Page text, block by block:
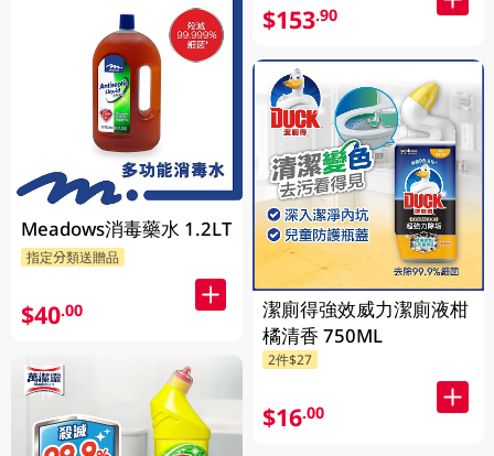
Meadows消毒藥水 1.2LT
指定分類送贈品
$40.00
$153.90
潔廁得強效威力潔廁液柑
橘清香 750ML
2件$27
$16.00